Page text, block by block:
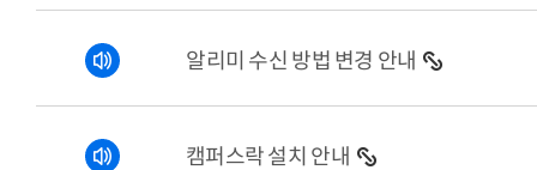
알리미 수신 방법 변경 안내
캠퍼스락 설치 안내